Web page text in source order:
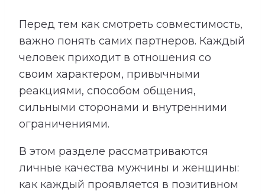
Перед тем как смотреть совместимость,
важно понять самих партнеров. Каждый
человек приходит в отношения со
своим характером, привычными
реакциями, способом общения,
сильными сторонами и внутренними
ограничениями.
В этом разделе рассматриваются
личные качества мужчины и женщины:
как каждый проявляется в позитивном